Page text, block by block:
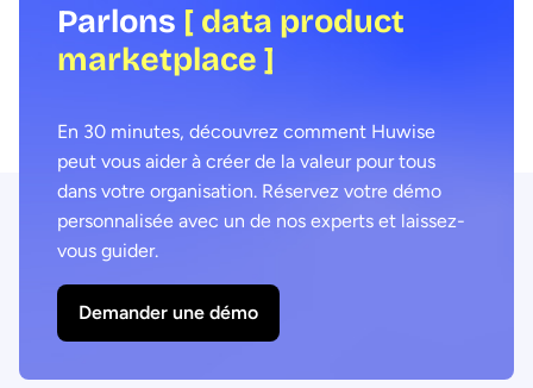
Parlons [ data product
marketplace ]
En 30 minutes, découvrez comment Huwise
peut vous aider à créer de la valeur pour tous
dans votre organisation. Réservez votre démo
personnalisée avec un de nos experts et laissez-
vous guider.
Demander une démo